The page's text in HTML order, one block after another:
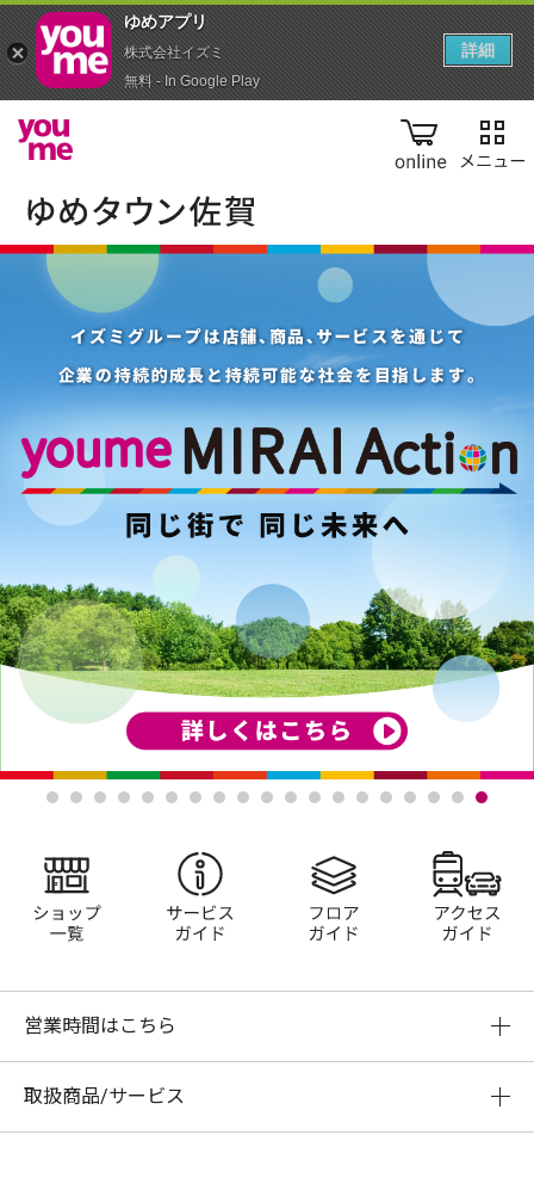
online
ショップ一覧 サービスガイド フロアガイド
営業時間はこちら
取扱商品/サービス
ゆめアプ‪リ‬
株式会社イズミ
無料 - In Google Play
詳細